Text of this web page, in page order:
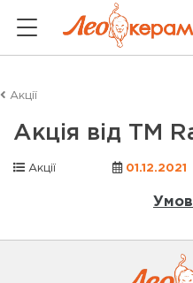
Акції
Акція від ТМ
Акції 01.12.2021